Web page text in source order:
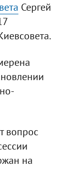
Сергей
вопрос
на